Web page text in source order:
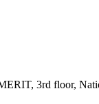
3rd floor,